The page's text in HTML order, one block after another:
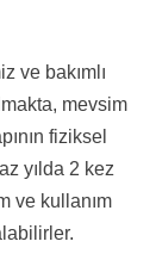
ve bakımlı
mevsim
fiziksel
yılda 2 kez
ve kullanım